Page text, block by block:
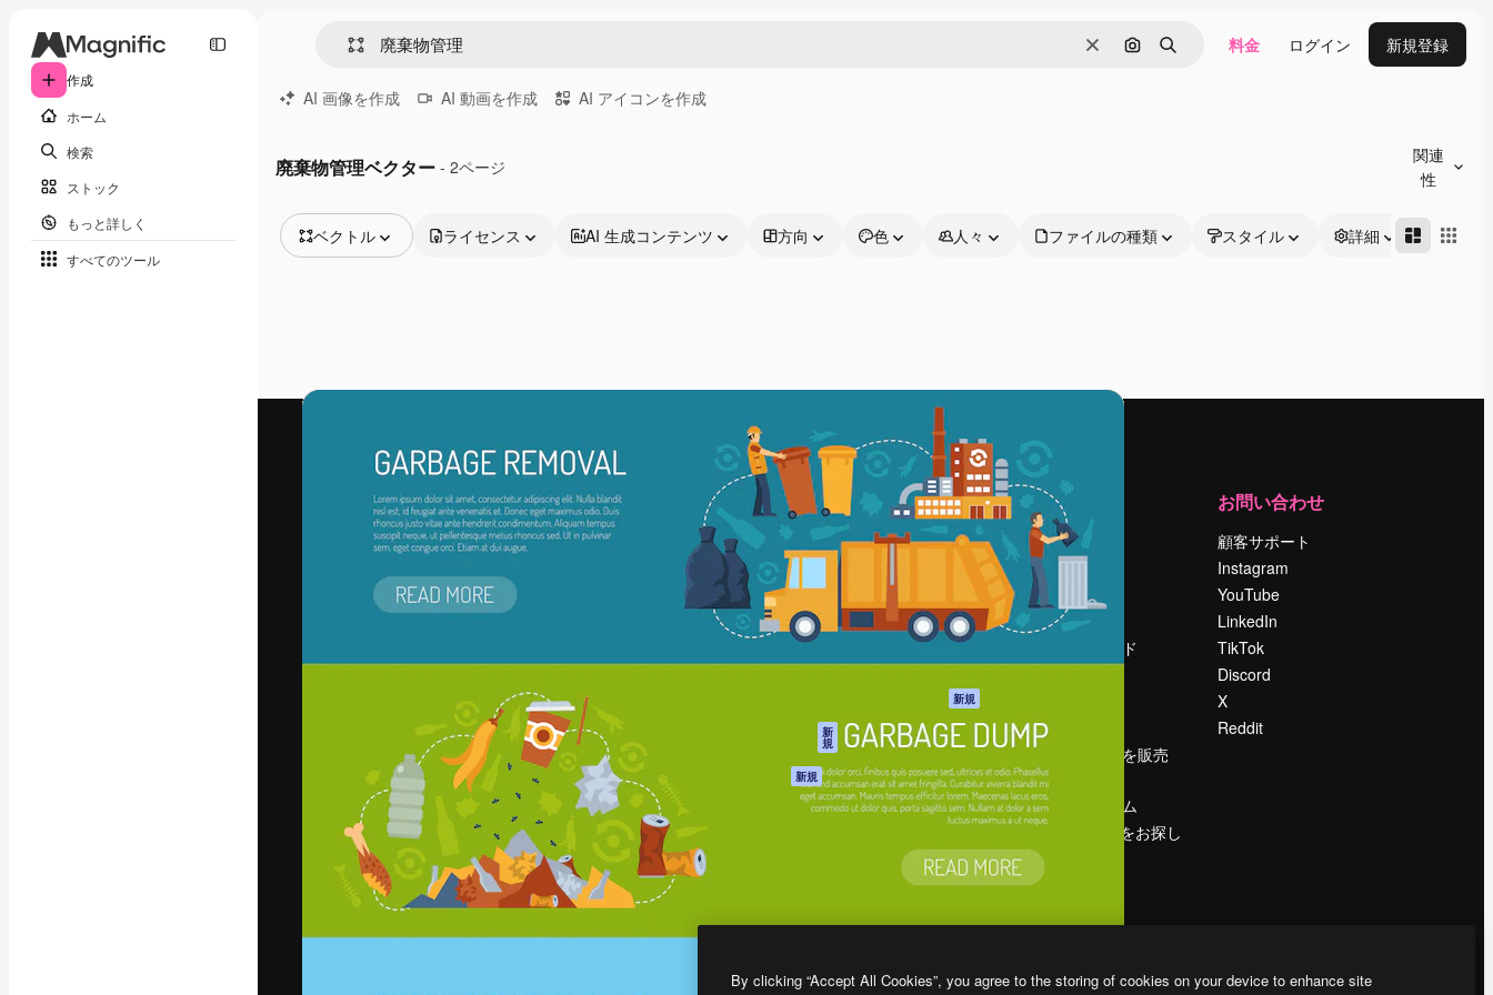
作成
ホーム
検索
ストック
もっと詳しく
すべてのツール
消去 画像で検索
検索 料金 ログイン 新規登録
AI 画像を作成 AI 動画を作成 AI アイコンを作成
廃棄物管理ベクター - 2ページ
関連
性
ベクトル
動画
動画テンプレート
ライセンス AI 生成コンテンツ 方向 色 人々 ファイルの種類 スタイル 詳細
最高のクリエイティブ制作を導くためのプラ
ットフォーム。クリエイター、企業、代理
店、スタジオを含む100万人以上が利用して
います。
製品
Spaces
AI アシスタント
AI 画像生成ツール
AI 動画生成ツール
AI 音声合成ツール
新
規
新規
モバイルアプリ
すべてのMagnificツ
ール
はじめに
Academy
サポート
利用規約
プライバシーポリ
シー
新規
クッキーポリシー
トラストセンター
アフィリエイト
法人向け
運営
料金
会社概要
Reviews
採用情報
検索トレンド
Slidesgo
コンテンツを販売
する
プレスルーム
magnific.aiをお探し
お問い合わせ
顧客サポート
Instagram
YouTube
LinkedIn
TikTok
Discord
X
Reddit
By clicking “Accept All Cookies”, you agree to the storing of cookies on your device to enhance site